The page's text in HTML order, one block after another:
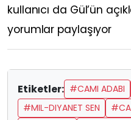
kullanıcı da Gül’ün
yorumlar paylaşıyor
Etiketler: #CAMI ADABI
#MIL-DIYANET SEN